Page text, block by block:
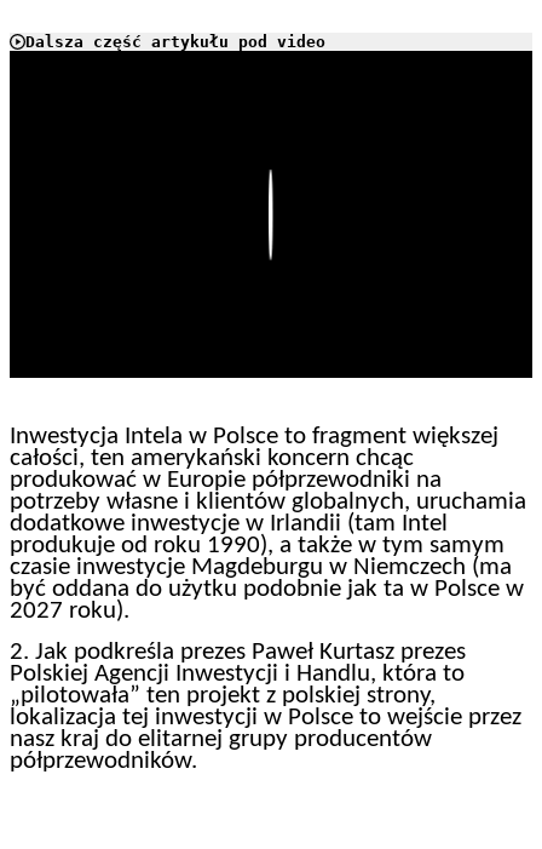
Dalsza część artykułu pod video
Inwestycja Intela w Polsce to fragment większej
całości, ten amerykański koncern chcąc
produkować w Europie półprzewodniki na
potrzeby własne i klientów globalnych, uruchamia
dodatkowe inwestycje w Irlandii (tam Intel
produkuje od roku 1990), a także w tym samym
czasie inwestycje Magdeburgu w Niemczech (ma
być oddana do użytku podobnie jak ta w Polsce w
2027 roku).
2. Jak podkreśla prezes Paweł Kurtasz prezes
Polskiej Agencji Inwestycji i Handlu, która to
„pilotowała” ten projekt z polskiej strony,
lokalizacja tej inwestycji w Polsce to wejście przez
nasz kraj do elitarnej grupy producentów
półprzewodników.